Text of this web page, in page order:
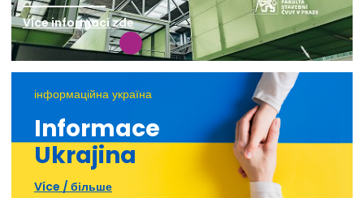
Více informací zde
інформаційна україна
Informace
Ukrajina
Více / більше